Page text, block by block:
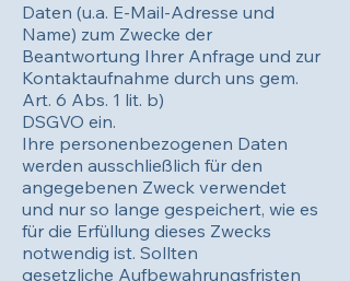
Daten (u.a. E-Mail-Adresse und
Name) zum Zwecke der
Beantwortung Ihrer Anfrage und zur
Kontaktaufnahme durch uns gem.
Art. 6 Abs. 1 lit. b)
DSGVO ein.
Ihre personenbezogenen Daten
werden ausschließlich für den
angegebenen Zweck verwendet
und nur so lange gespeichert, wie es
für die Erfüllung dieses Zwecks
notwendig ist. Sollten
gesetzliche Aufbewahrungsfristen